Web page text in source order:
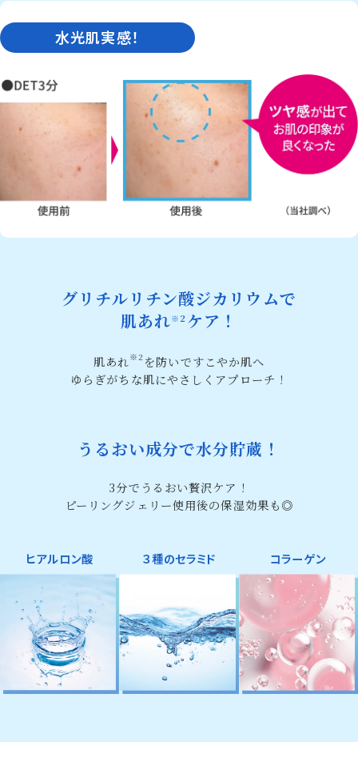
水光肌実感！
グリチルリチン酸ジカリウムで
肌あれ※2 ケア！
肌あれ※2 を防いですこやか肌へ
ゆらぎがちな肌にやさしくアプローチ！
うるおい成分で水分貯蔵！
3分でうるおい贅沢ケア！
ピーリングジェリー使用後の保湿効果も◎
ヒアルロン酸 ３種のセラミド コラーゲン